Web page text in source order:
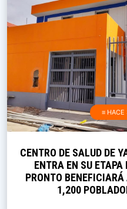
≡ HACE
CENTRO DE SALUD DE
ENTRA EN SU
PRONTO
1,200